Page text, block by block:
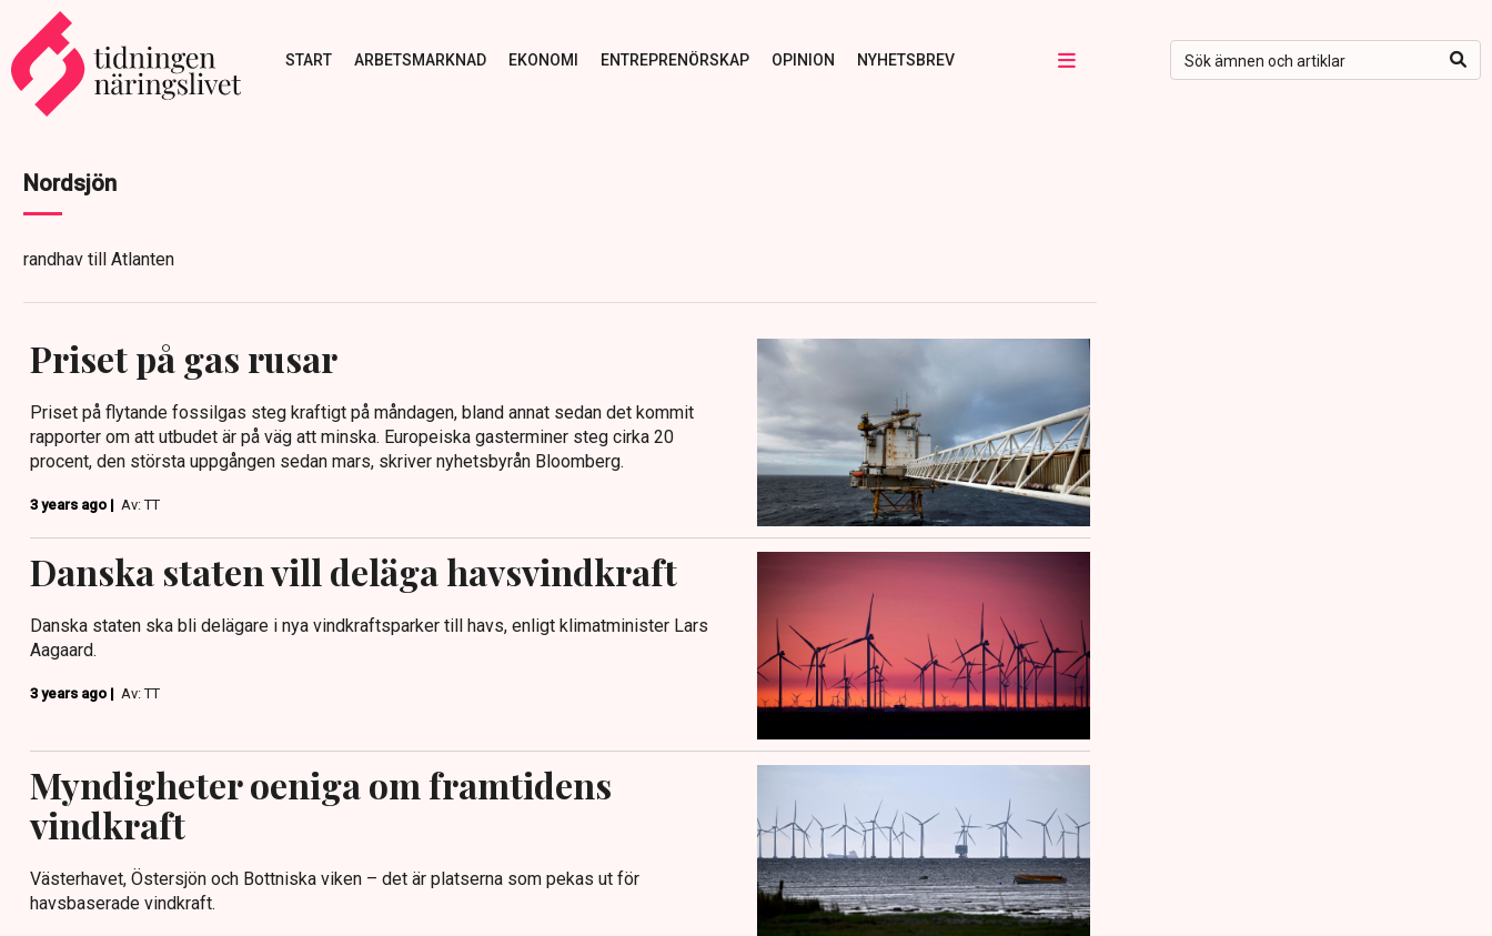
START ARBETSMARKNAD EKONOMI ENTREPRENÖRSKAP OPINION NYHETSBREV
Nordsjön
randhav till Atlanten
Priset på gas rusar
Priset på flytande fossilgas steg kraftigt på måndagen, bland annat sedan det kommit
rapporter om att utbudet är på väg att minska. Europeiska gasterminer steg cirka 20
procent, den största uppgången sedan mars, skriver nyhetsbyrån Bloomberg.
3 years ago | Av: TT
Danska staten vill deläga havsvindkraft
Danska staten ska bli delägare i nya vindkraftsparker till havs, enligt klimatminister Lars
Aagaard.
3 years ago | Av: TT
Myndigheter oeniga om framtidens
vindkraft
Västerhavet, Östersjön och Bottniska viken – det är platserna som pekas ut för
havsbaserade vindkraft.